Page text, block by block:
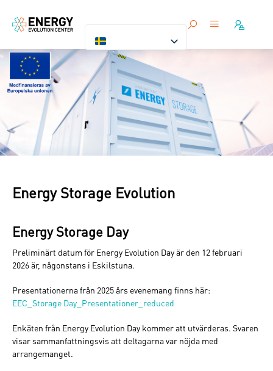
Energy Storage Evolution
Energy Storage Day
Preliminärt datum för Energy Evolution Day är den 12 februari
2026 är, någonstans i Eskilstuna.
Presentationerna från 2025 års evenemang finns här:
EEC_Storage Day_Presentationer_reduced
Enkäten från Energy Evolution Day kommer att utvärderas. Svaren
visar sammanfattningsvis att deltagarna var nöjda med
arrangemanget.